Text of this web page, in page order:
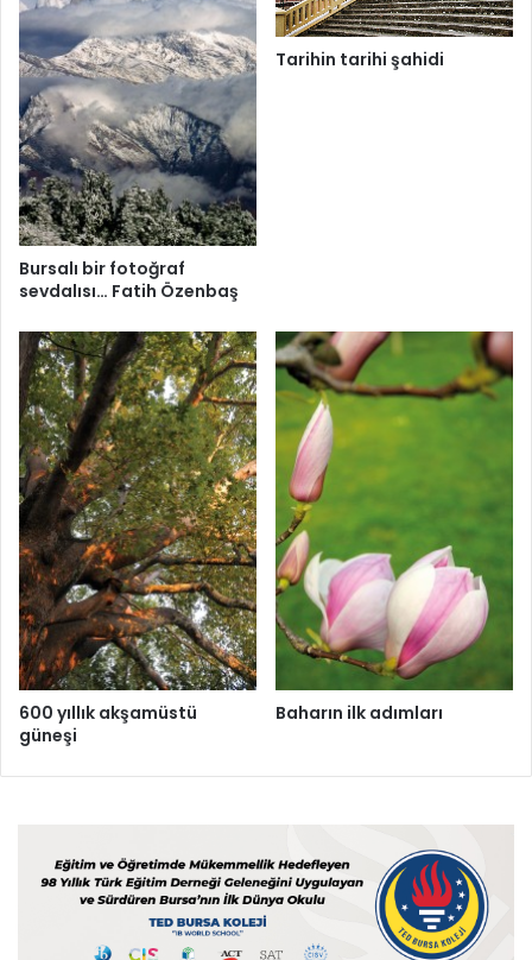
Bursalı bir fotoğraf
sevdalısı… Fatih Özenbaş
Tarihin tarihi şahidi
600 yıllık akşamüstü
güneşi
Baharın ilk adımları